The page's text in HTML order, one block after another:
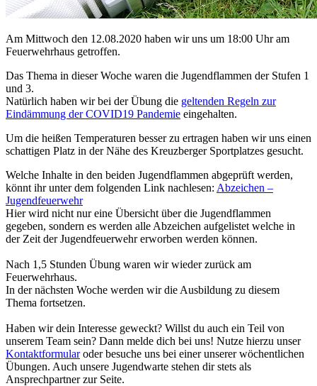
Am Mittwoch den 12.08.2020 haben wir uns um 18:00 Uhr am
Feuerwehrhaus getroffen.
Das Thema in dieser Woche waren die Jugendflammen der Stufen 1
und 3.
Natürlich haben wir bei der Übung die geltenden Regeln zur
Eindämmung der COVID19 Pandemie eingehalten.
Um die heißen Temperaturen besser zu ertragen haben wir uns einen
schattigen Platz in der Nähe des Kreuzberger Sportplatzes gesucht.
Welche Inhalte in den beiden Jugendflammen abgeprüft werden,
könnt ihr unter dem folgenden Link nachlesen: Abzeichen –
Jugendfeuerwehr
Hier wird nicht nur eine Übersicht über die Jugendflammen
gegeben, sondern es werden alle Abzeichen aufgelistet welche in
der Zeit der Jugendfeuerwehr erworben werden können.
Nach 1,5 Stunden Übung waren wir wieder zurück am
Feuerwehrhaus.
In der nächsten Woche werden wir die Ausbildung zu diesem
Thema fortsetzen.
Haben wir dein Interesse geweckt? Willst du auch ein Teil von
unserem Team sein? Dann melde dich bei uns! Nutze hierzu unser
Kontaktformularoder besuche uns bei einer unserer wöchentlichen
Übungen. Auch unsere Jugendwarte stehen dir stets als
Ansprechpartner zur Seite.